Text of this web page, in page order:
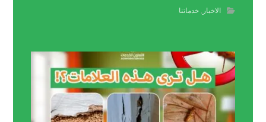
الاخبار ,خدماتنا